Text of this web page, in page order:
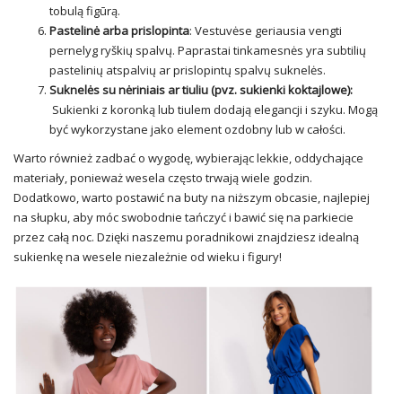
tobulą figūrą.
Pastelinė arba prislopinta: Vestuvėse geriausia vengti
pernelyg ryškių spalvų. Paprastai tinkamesnės yra subtilių
pastelinių atspalvių ar prislopintų spalvų suknelės.
Suknelės su nėriniais ar tiuliu (pvz. sukienki koktajlowe):
Sukienki z koronką lub tiulem dodają elegancji i szyku. Mogą
być wykorzystane jako element ozdobny lub w całości.
Warto również zadbać o wygodę, wybierając lekkie, oddychające
materiały, ponieważ wesela często trwają wiele godzin.
Dodatkowo, warto postawić na buty na niższym obcasie, najlepiej
na słupku, aby móc swobodnie tańczyć i bawić się na parkiecie
przez całą noc. Dzięki naszemu poradnikowi znajdziesz idealną
sukienkę na wesele niezależnie od wieku i figury!